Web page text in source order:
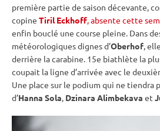
première partie de saison décevante,
copine Tiril Eckhoff, absente cette
enfin bouclé une course pleine. Dans
météorologiques dignes d’Oberhof,
derrière lacarabine. 15e biathlète la
coupait la ligne d’arrivée avec le
Une place sur le podium qui ne tiendra
d’Hanna Sola, Dzinara Alimbekava et